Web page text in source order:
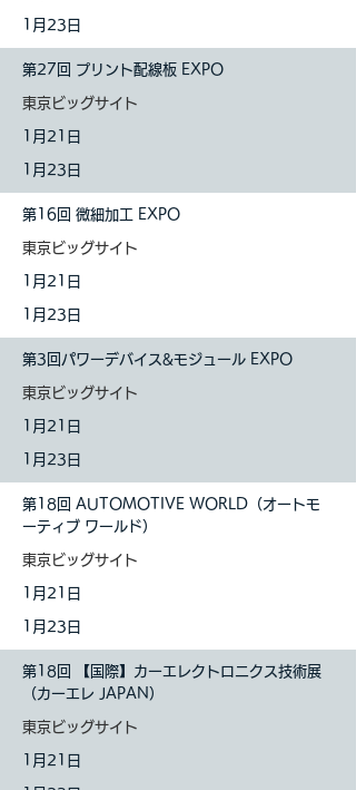
1月23日
第27回 プリント配線板 EXPO
東京ビッグサイト
1 月21日
1月23日
第16回 微細加工 EXPO
東京ビッグサイト
1 月21日
1月23日
第3回パワーデバイス&モジュール EXPO
東京ビッグサイト
1 月21日
1月23日
第18回 AUTOMOTIVE WORLD（オートモ
ーティブ ワールド）
東京ビッグサイト
1 月21日
1月23日
第18回 【国際】カーエレクトロニクス技術展
（カーエレ JAPAN）
東京ビッグサイト
1 月21日